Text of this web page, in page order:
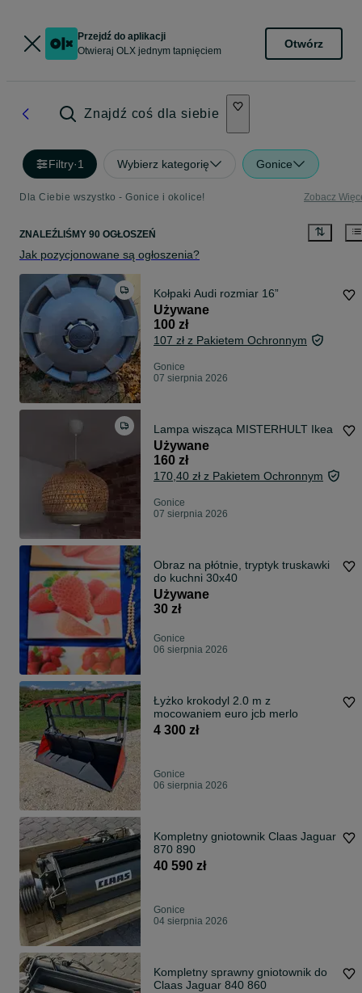
Przejdź do aplikacji
Otwieraj OLX jednym tapnięciem
Otwórz
Znajdź coś dla siebie
Filtry·1 Wybierz kategorię Gonice
Dla Ciebie wszystko - Gonice i okolice! Zobacz
ZNALEŹLIŚMY 90 OGŁOSZEŃ
Jak pozycjonowane są ogłoszenia?
Kołpaki Audi rozmiar 16”
Używane
100 zł
107 zł z Pakietem Ochronnym
Gonice
07 sierpnia 2026
Lampa wisząca MISTERHULT Ikea
Używane
160 zł
170,40 zł z Pakietem Ochronnym
Gonice
07 sierpnia 2026
Obraz na płótnie, tryptyk truskawki
do kuchni 30x40
Używane
30 zł
Gonice
06 sierpnia 2026
Łyżko krokodyl 2.0 m z
mocowaniem euro jcb merlo
4 300 zł
Gonice
06 sierpnia 2026
Kompletny gniotownik Claas Jaguar
870 890
40 590 zł
Gonice
04 sierpnia 2026
Kompletny sprawny gniotownik do
Claas Jaguar 840 860